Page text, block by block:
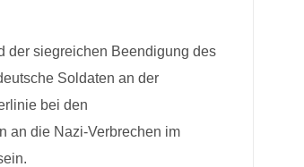
der siegreichen Beendigung des
Soldaten an der
bei den
an die Nazi-Verbrechen im